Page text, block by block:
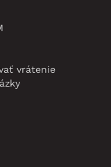
vrátenie